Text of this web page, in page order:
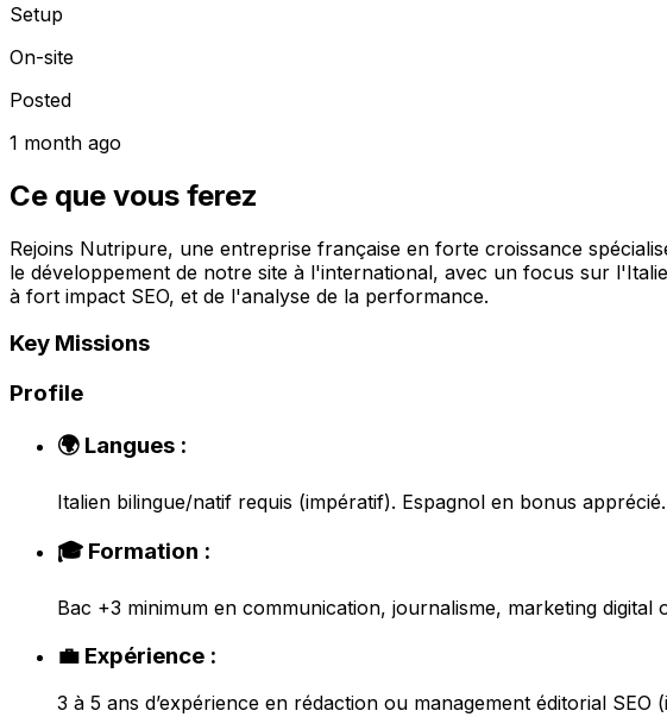
Setup
On-site
Posted
1 month ago
Ce que vous ferez
Rejoins Nutripure, une entreprise française en forte croissance
le développement de notre site à l'international, avec un focus sur
à fort impact SEO, et de l'analyse de la performance.
Key Missions
Profile
🌍 Langues :
Italien bilingue/natif requis (impératif). Espagnol en bonus apprécié.
🎓 Formation :
Bac +3 minimum en communication, journalisme, marketing digital
💼 Expérience :
3 à 5 ans d’expérience en rédaction ou management éditorial